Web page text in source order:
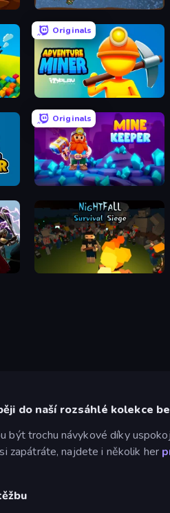
Deep Miners Idle 2
Originals
Adventure Miner
Originals
Mine Keeper
Nightfall: Survival Siege
do naší rozsáhlé kolekce
být trochu návykové díky
zapátráte, najdete i několik her